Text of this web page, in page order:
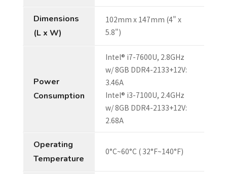
Dimensions
(L x W)
102mm x 147mm (4" x
5.8")
Power
Consumption
Intel® i7-7600U, 2.8GHz
w/ 8GB DDR4-2133+12V:
3.46A
Intel® i3-7100U, 2.4GHz
w/ 8GB DDR4-2133+12V:
2.68A
Operating
Temperature
0°C~60°C ( 32°F~140°F)